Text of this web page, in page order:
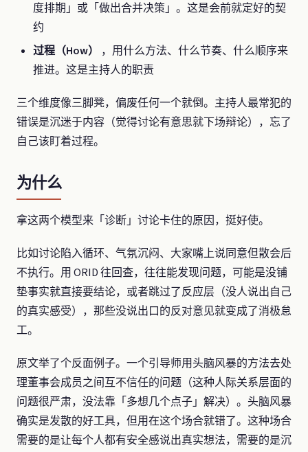
度排期」或「做出合并决策」。这是会前就定好的契
约
过程（How）
，用什么方法、什么节奏、什么顺序来
推进。这是主持人的职责
三个维度像三脚凳，偏废任何一个就倒。主持人最常犯的
错误是沉迷于内容（觉得讨论有意思就下场辩论），忘了
自己该盯着过程。
为什么
拿这两个模型来「诊断」讨论卡住的原因，挺好使。
比如讨论陷入循环、气氛沉闷、大家嘴上说同意但散会后
不执行。用 ORID 往回查，往往能发现问题，可能是没铺
垫事实就直接要结论，或者跳过了反应层（没人说出自己
的真实感受），那些没说出口的反对意见就变成了消极怠
工。
原文举了个反面例子。一个引导师用头脑风暴的方法去处
理董事会成员之间互不信任的问题（这种人际关系层面的
问题很严肃，没法靠「多想几个点子」解决）。头脑风暴
确实是发散的好工具，但用在这个场合就错了。这种场合
需要的是让每个人都有安全感说出真实想法，需要的是沉